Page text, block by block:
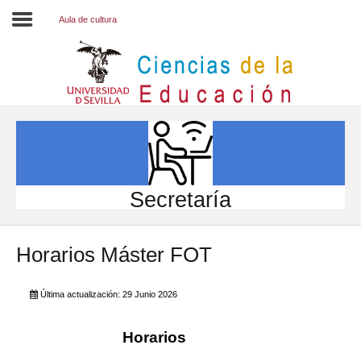
INVESTIGACIÓN
INTERNACIONAL
Directorio FCCE
Aula de cultura
Secretaría
Horarios Máster FOT
Última actualización: 29 Junio 2026
Horarios